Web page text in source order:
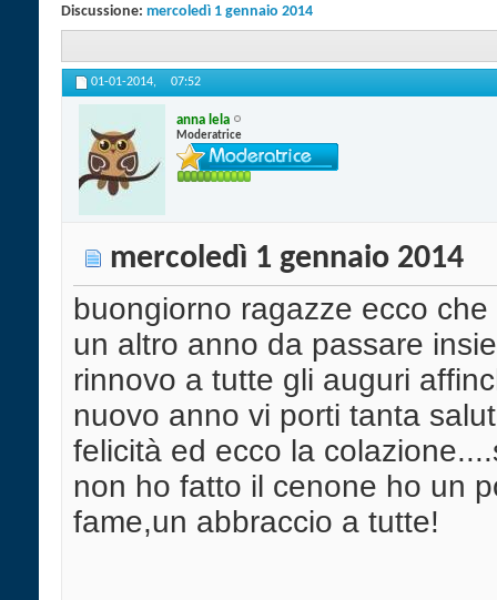
Discussione: mercoledì 1 gennaio 2014
01-01-2014, 07:52
anna lela
Moderatrice
mercoledì 1 gennaio 2014
buongiorno ragazze ecco
un altro anno da passare
rinnovo a tutte gli auguri
nuovo anno vi porti tanta
felicità ed ecco la
non ho fatto il cenone ho un
fame,un abbraccio a tutte!